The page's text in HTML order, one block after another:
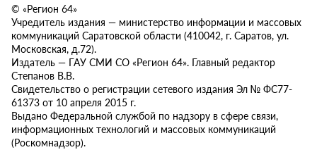
© «Регион 64»
Учредитель издания — министерство информации и массовых
коммуникаций Саратовской области (410042, г. Саратов, ул.
Московская, д.72).
Издатель — ГАУ СМИ СО «Регион 64». Главный редактор
Степанов В.В.
Свидетельство о регистрации сетевого издания Эл № ФС77-
61373 от 10 апреля 2015 г.
Выдано Федеральной службой по надзору в сфере связи,
информационных технологий и массовых коммуникаций
(Роскомнадзор).